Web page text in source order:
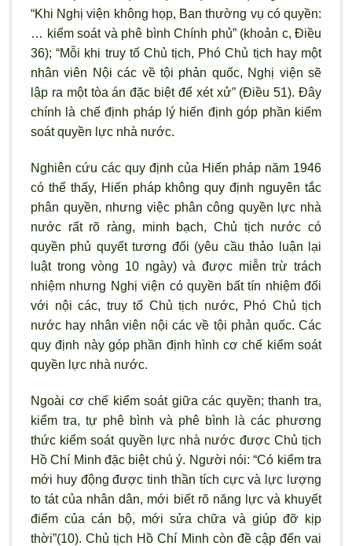
“Khi Nghị viện không họp, Ban thường vụ có quyền:
… kiểm soát và phê bình Chính phủ” (khoản c, Điều
36); “Mỗi khi truy tố Chủ tịch, Phó Chủ tịch hay một
nhân viên Nội các về tội phản quốc, Nghị viện sẽ
lập ra một tòa án đặc biệt để xét xử” (Điều 51). Đây
chính là chế định pháp lý hiến định góp phần kiểm
soát quyền lực nhà nước.
Nghiên cứu các quy định của Hiến pháp năm 1946
có thể thấy, Hiến pháp không quy định nguyên tắc
phân quyền, nhưng việc phân công quyền lực nhà
nước rất rõ ràng, minh bạch, Chủ tịch nước có
quyền phủ quyết tương đối (yêu cầu thảo luận lại
luật trong vòng 10 ngày) và được miễn trừ trách
nhiệm nhưng Nghị viện có quyền bất tín nhiệm đối
với nội các, truy tố Chủ tịch nước, Phó Chủ tịch
nước hay nhân viên nội các về tội phản quốc. Các
quy định này góp phần định hình cơ chế kiểm soát
quyền lực nhà nước.
Ngoài cơ chế kiểm soát giữa các quyền; thanh tra,
kiểm tra, tự phê bình và phê bình là các phương
thức kiểm soát quyền lực nhà nước được Chủ tịch
Hồ Chí Minh đặc biệt chú ý. Người nói: “Có kiểm tra
mới huy động được tinh thần tích cực và lực lượng
to tát của nhân dân, mới biết rõ năng lực và khuyết
điểm của cán bộ, mới sửa chữa và giúp đỡ kịp
thời”(10). Chủ tịch Hồ Chí Minh còn đề cập đến vai